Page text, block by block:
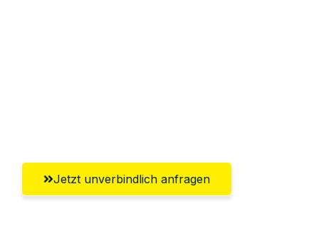
Jetzt unverbindlich anfragen